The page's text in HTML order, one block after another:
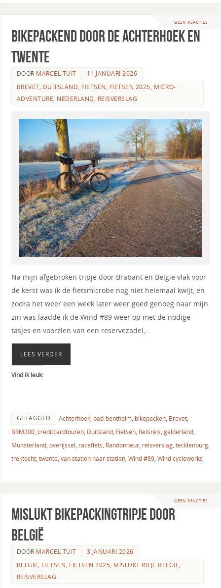
GEEN REACTIES
Bikepackend door de Achterhoek en
Twente
DOOR MARCEL TUIT
11 JANUARI 2026
BREVET, DUITSLAND, FIETSEN, FIETSEN 2025, MICRO-
ADVENTURE, NEDERLAND, REISVERSLAG
Na mijn afgebroken tripje door Brabant en Belgie vlak voor
de kerst was ik de fietsmicrobe nog niet helemaal kwijt, en
zodra het weer een week later weer goed genoeg naar mijn
zin was laadde ik de Wind #89 weer op met de nodige
tasjes en voorzien van een reservezadel,…
LEES VERDER
Vind ik leuk:
GETAGGED Achterhoek, bad-bentheim, bikepacken, Brevet,
BRM200, creditcardtouren, Duitsland, Fietsen, fietsreis, gelderland,
Munsterland, overijssel, racefiets, Randonneur, reisverslag, tecklenburg,
trektocht, twente, van station naar station, Wind #89, Wind cycleworks
GEEN REACTIES
Mislukt bikepackingtripje door
België
DOOR MARCEL TUIT
3 JANUARI 2026
BELGIË, FIETSEN, FIETSEN 2025, MISLUKT RITJE BELGIE,
REISVERSLAG